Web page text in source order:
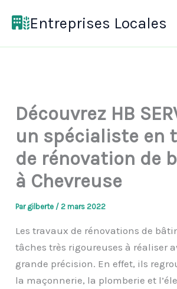
Entreprises Locales
Découvrez HB
un spécialiste en
de rénovation de
à Chevreuse
Par gilberte /2 mars 2022
Les travaux de rénovations de
tâches très rigoureuses à réaliser
grande précision. En effet, ils
la maçonnerie, la plomberie et